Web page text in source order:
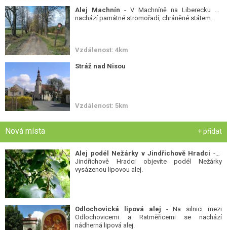
Alej Machnín - V Machníně na Liberecku se
nachází památné stromořadí, chráněné státem.
Vzdálenost: 4km
Stráž nad Nisou
Vzdálenost: 5km
Nová místa + přidat
Alej podél Nežárky v Jindřichově Hradci - V
Jindřichově Hradci objevíte podél Nežárky
vysázenou lipovou alej.
Odlochovická lipová alej - Na silnici mezi
Odlochovicemi a Ratměřicemi se nachází
nádherná lipová alej.